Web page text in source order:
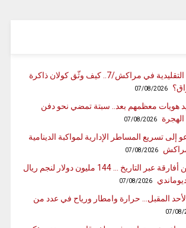
معجم الحرف التقليدية في مراكش/7.. كيف وثّق كولان ذاكرة
07/08/2026
هويات معظمهم بعد.. سبتة تمضي نحو دفن
07/08/2026
إلى تسريع المساطر الإدارية لمواكبة الدينامية
07/08/2026
أغلى 10 لاعبين أفارقة عبر التاريخ … 144 مليون دولار لنجم ريال
07/08/2026
المقبل… حرارة وامطار ورياح في عدد من
07/08/